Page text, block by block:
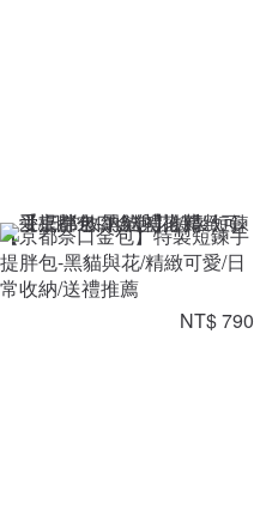
【京都奈口金包】特製短鍊手
提胖包-黑貓與花/精緻可愛/日
常收納/送禮推薦
NT$ 790